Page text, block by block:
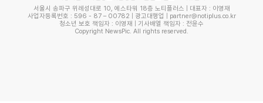
이에 MC 신동엽이 "돈을 나누기 싫은 거야?"라고 묻자, 추성
훈이 "저보다 (야노 시호가) 훨씬 많이 번다"라며 "내가 열심히
서울시 송파구 위례성대로 10, 에스타워 18층 노티플러스 | 대표자 : 이영재
사업자등록번호 : 596 - 87 – 00782 | 광고대행업 | partner@notiplus.co.kr
청소년 보호 책임자 : 이영재 | 기사배열 책임자 : 전윤수
Copyright NewsPic. All rights reserved.